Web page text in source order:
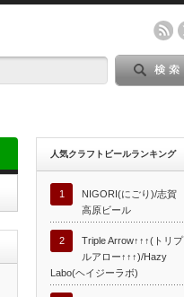
人気クラフトビールランキング
1
NIGORI(にごり)/志賀
高原ビール
2
Triple Arrow↑↑↑(トリプ
ルアロー↑↑↑)/Hazy
Labo(ヘイジーラボ)